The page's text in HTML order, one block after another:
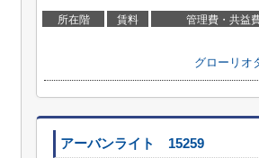
所在階 賃料 管理費・共益
グローリオ
アーバンライト 15259